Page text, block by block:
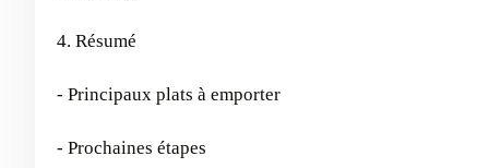
4. Résumé
- Principaux plats à emporter
- Prochaines étapes